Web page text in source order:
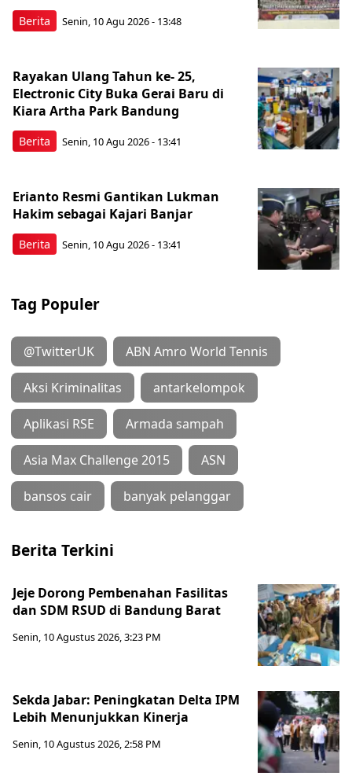
Berita Senin, 10 Agu 2026 - 13:48
Berita
Rayakan Ulang Tahun ke- 25,
Electronic City Buka Gerai Baru di
Kiara Artha Park Bandung
Senin, 10 Agu 2026 - 13:41
Berita
Erianto Resmi Gantikan Lukman
Hakim sebagai Kajari Banjar
Senin, 10 Agu 2026 - 13:41
Tag Populer
@TwitterUK ABN Amro World Tennis
Aksi Kriminalitas antarkelompok
Aplikasi RSE Armada sampah
Asia Max Challenge 2015 ASN
bansos cair banyak pelanggar
Berita Terkini
Jeje Dorong Pembenahan Fasilitas
dan SDM RSUD di Bandung Barat
Senin, 10 Agustus 2026, 3:23 PM
Sekda Jabar: Peningkatan Delta IPM
Lebih Menunjukkan Kinerja
Senin, 10 Agustus 2026, 2:58 PM